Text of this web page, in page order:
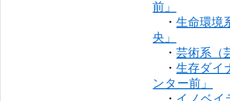
前」
・生命環境
央」
・芸術系（
・生存ダイ
ンター前」